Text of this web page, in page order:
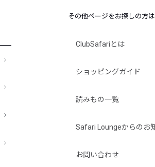
その他ページをお探しの方は
ClubSafariとは
ショッピングガイド
読みもの一覧
Safari Loungeからのお
お問い合わせ